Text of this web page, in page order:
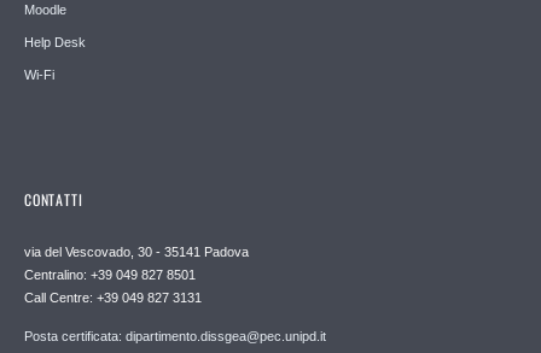
Moodle
Help Desk
Wi-Fi
CONTATTI
via del Vescovado, 30 - 35141 Padova
Centralino: +39 049 827 8501
Call Centre: +39 049 827 3131
Posta certificata: dipartimento.dissgea@pec.unipd.it